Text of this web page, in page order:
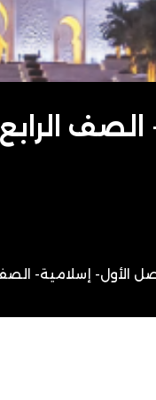
الصف
الأول- إسلامية- الصف